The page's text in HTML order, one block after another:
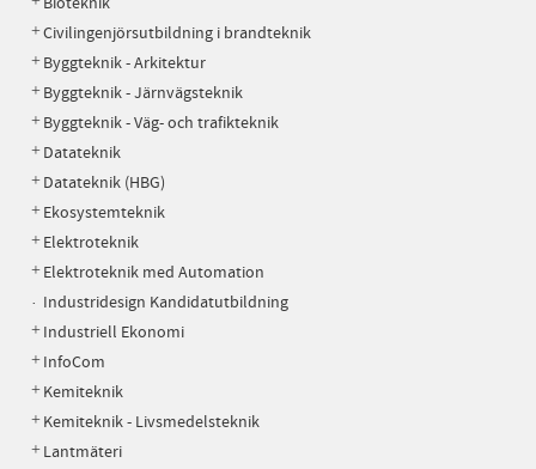
Civilingenjörsutbildning i brandteknik
Byggteknik - Arkitektur
Byggteknik - Järnvägsteknik
Byggteknik - Väg- och trafikteknik
Datateknik
Datateknik (HBG)
Ekosystemteknik
Elektroteknik
Elektroteknik med Automation
Industridesign Kandidatutbildning
Industriell Ekonomi
InfoCom
Kemiteknik
Kemiteknik - Livsmedelsteknik
Lantmäteri